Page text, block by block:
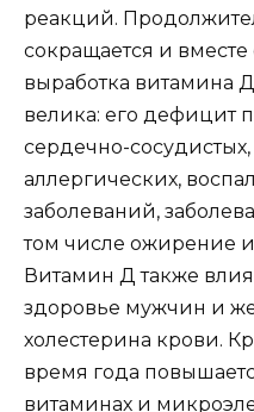
реакций.
сокращается и
выработка витамина
велика: его дефицит
сердечно-
аллергических,
заболеваний,
том числе ожирение
Витамин Д также
здоровье мужчин и
холестерина крови.
время года
витаминах и